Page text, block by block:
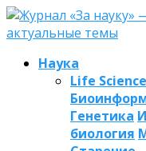
Наука
Life Science
Генетика
биология